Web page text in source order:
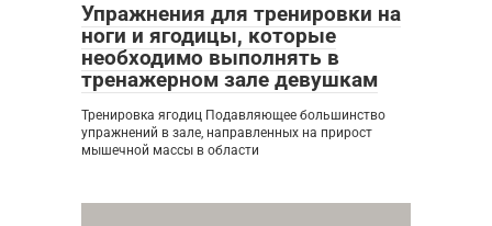
Упражнения для тренировки на
ноги и ягодицы, которые
необходимо выполнять в
тренажерном зале девушкам
Тренировка ягодиц Подавляющее большинство
упражнений в зале, направленных на прирост
мышечной массы в области